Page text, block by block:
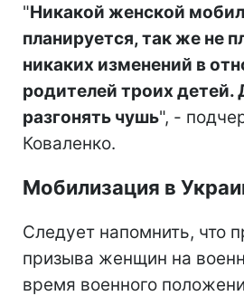
"Никакой женской
планируется, так же не
никаких изменений в
родителей троих детей.
разгонять чушь", -
Коваленко.
Мобилизация в
Следует напомнить, что
призыва женщин на
время военного